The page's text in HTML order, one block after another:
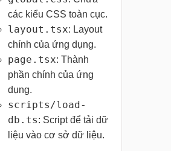
các kiểu CSS toàn cục.
layout.tsx: Layout
chính của ứng dụng.
page.tsx: Thành
phần chính của ứng
dụng.
scripts/load-
db.ts: Script để tải dữ
liệu vào cơ sở dữ liệu.